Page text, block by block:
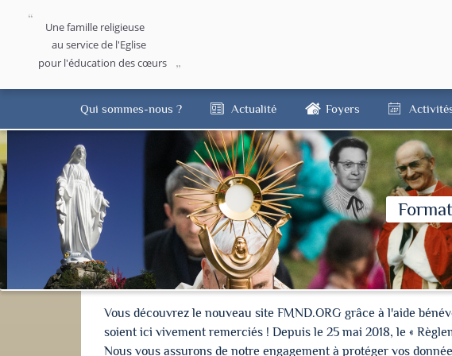
Une famille religieuse
au service de l'Eglise
pour l'éducation des cœurs
Qui sommes-nous ? Actualité Foyers
Vous découvrez le nouveau site FMND.ORG grâce à l'aide
soient ici vivement remerciés ! Depuis le 25 mai 2018, le «
Nous vous assurons de notre engagement à protéger vos